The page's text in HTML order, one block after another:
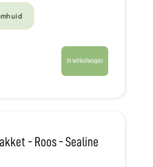
In winkelwagen
- Roos - Sealine